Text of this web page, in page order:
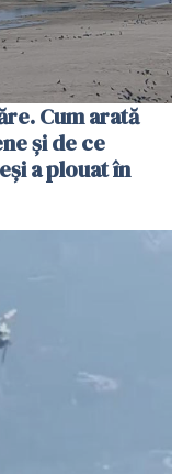
Cum arată
și de ce
a plouat în